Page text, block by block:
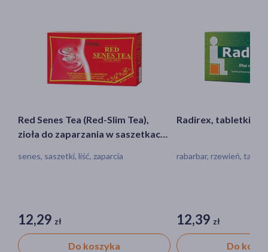
Red Senes Tea (Red-Slim Tea),
zioła do zaparzania w saszetkach,
senes, saszetki, liść, zaparcia
12,29 zł
Do koszyka
Radirex, tabletki, 10
rabarbar, rzewień,
12,39 zł
Do